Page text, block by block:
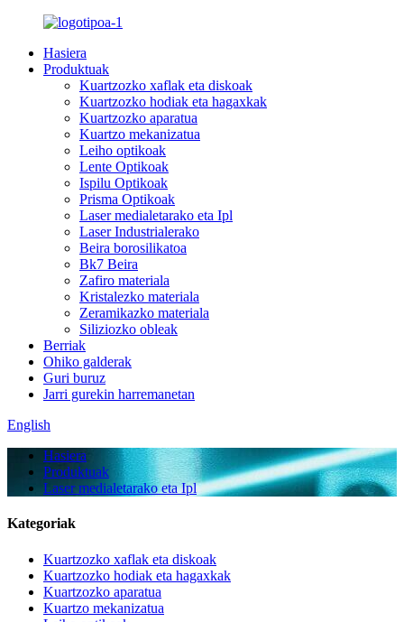
Hasiera
Produktuak
Kuartzozko xaflak eta diskoak
Kuartzozko hodiak eta hagaxkak
Kuartzozko aparatua
Kuartzo mekanizatua
Leiho optikoak
Lente Optikoak
Ispilu Optikoak
Prisma Optikoak
Laser medialetarako eta Ipl
Laser Industrialerako
Beira borosilikatoa
Bk7 Beira
Zafiro materiala
Kristalezko materiala
Zeramikazko materiala
Siliziozko obleak
Berriak
Ohiko galderak
Guri buruz
Jarri gurekin harremanetan
English
Hasiera
Produktuak
Laser medialetarako eta Ipl
Kategoriak
Kuartzozko xaflak eta diskoak
Kuartzozko hodiak eta hagaxkak
Kuartzozko aparatua
Kuartzo mekanizatua